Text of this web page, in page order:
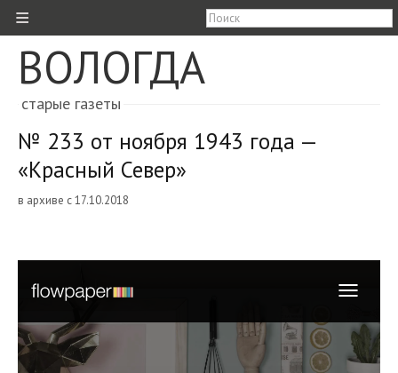
≡
ВОЛОГДА
старые газеты
№ 233 от ноября 1943 года —
«Красный Север»
в архиве с 17.10.2018